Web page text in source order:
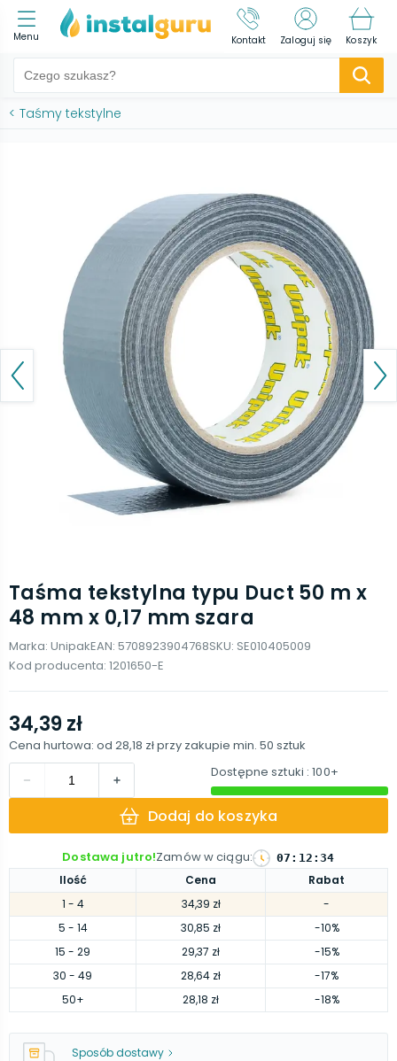
Menu Kontakt Zaloguj się Koszyk
< Taśmy tekstylne
Taśma tekstylna typu Duct 50 m x
48 mm x 0,17 mm szara
Marka: UnipakEAN: 5708923904768SKU: SE010405009
Kod producenta: 1201650-E
Ilość Cena
Rabat
1 - 4 34,39 zł
-
5 - 14 30,85 zł
-10%
15 - 29 29,37 zł
-15%
30 - 49 28,64 zł
-17%
50+ 28,18 zł -18%
34,39 zł
Cena hurtowa: od 28,18 złprzy zakupie min. 50 sztuk
Dostępne sztuki : 100+
Dodaj do koszyka
Dostawa jutro!Zamów w ciągu: 07 : 12 :33
Sposób dostawy